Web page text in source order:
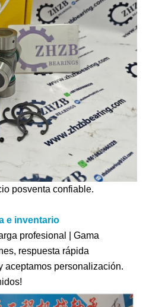
posventa confiable.
e inventario
profesional | Gama
respuesta rápida
aceptamos personalización.